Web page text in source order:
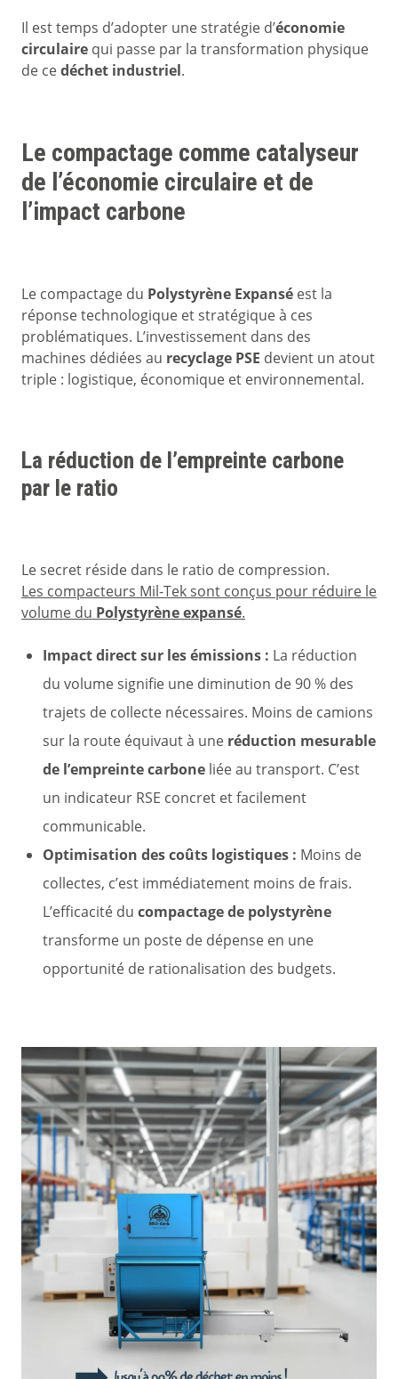
Il est temps d’adopter une stratégie d’économie
circulaire qui passe par la transformation physique
de cedéchet industriel.
Le compactage comme catalyseur
de l’économie circulaire et de
l’impact carbone
Le compactage du Polystyrène Expansé est la
réponse technologique et stratégique à ces
problématiques. L’investissement dans des
machines dédiées au recyclage PSE devient un atout
triple : logistique, économique et environnemental.
La réduction de l’empreinte carbone
par le ratio
Le secret réside dans le ratio de compression.
Les compacteurs Mil-Tek sont conçus pour réduire le
volume du Polystyrène expansé.
Impact direct sur les émissions : La réduction
du volume signifie une diminution de 90 % des
trajets de collecte nécessaires. Moins de camions
sur la route équivaut à une réduction mesurable
de l’empreinte carbone liée au transport. C’est
un indicateur RSE concret et facilement
communicable.
Optimisation des coûts logistiques : Moins de
collectes, c’est immédiatement moins de frais.
L’efficacité du compactage de polystyrène
transforme un poste de dépense en une
opportunité de rationalisation des budgets.